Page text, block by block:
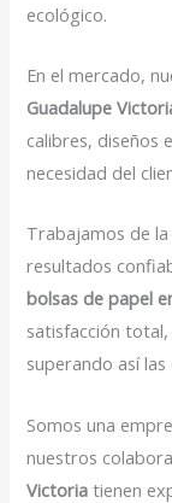
ecológico.
En el mercado,
Guadalupe
calibres, diseños
necesidad del
Trabajamos de
resultados
bolsas de papel
satisfacción
superando así
Somos una
nuestros
Victoriatienen